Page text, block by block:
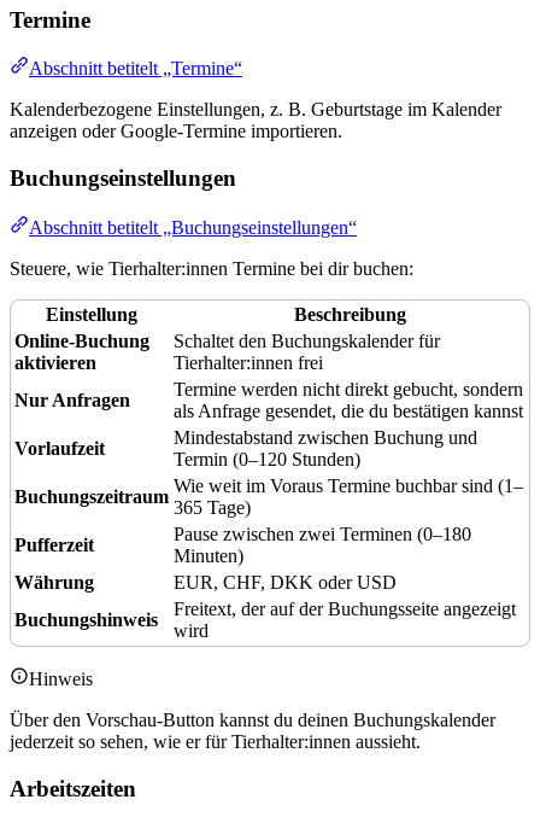
Termine
Abschnitt betitelt „Termine“
Kalenderbezogene Einstellungen, z. B. Geburtstage im Kalender
anzeigen oder Google-Termine importieren.
Buchungseinstellungen
Abschnitt betitelt „Buchungseinstellungen“
Steuere, wie Tierhalter:innen Termine bei dir buchen:
Einstellung
Beschreibung
Online-Buchung
aktivieren
Schaltet den Buchungskalender für
Tierhalter:innen frei
Nur Anfragen
Termine werden nicht direkt gebucht, sondern
als Anfrage gesendet, die du bestätigen kannst
Vorlaufzeit
Mindestabstand zwischen Buchung und
Termin (0–120 Stunden)
Buchungszeitraum
Wie weit im Voraus Termine buchbar sind (1–
365 Tage)
Pufferzeit
Pause zwischen zwei Terminen (0–180
Minuten)
Währung
EUR, CHF, DKK oder USD
Buchungshinweis
Freitext, der auf der Buchungsseite angezeigt
wird
Hinweis
Über den Vorschau-Button kannst du deinen Buchungskalender
jederzeit so sehen, wie er für Tierhalter:innen aussieht.
Arbeitszeiten